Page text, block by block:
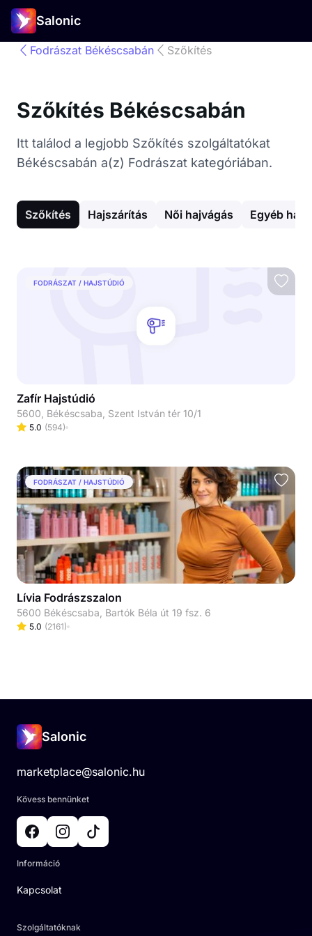
Salonic
Fodrászat Békéscsabán Szőkítés
Szőkítés Békéscsabán
Itt találod a legjobb Szőkítés szolgáltatókat
Békéscsabán a(z) Fodrászat kategóriában.
Szőkítés Hajszárítás Női hajvágás Egyéb
FODRÁSZAT / HAJSTÚDIÓ
Zafír Hajstúdió
5600, Békéscsaba, Szent István tér 10/1
5.0 (594)
FODRÁSZAT / HAJSTÚDIÓ
Lívia Fodrászszalon
5600 Békéscsaba, Bartók Béla út 19 fsz. 6
5.0 (2161)
Salonic
marketplace@salonic.hu
Kövess bennünket
Információ
Kapcsolat
Szolgáltatóknak